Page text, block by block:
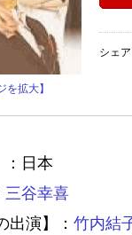
を拡大】
シェ
：日本
三谷幸喜
出演】： 竹内結